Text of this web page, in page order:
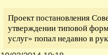
Проект постановления
утверждении типовой
услуг» попал недавно в